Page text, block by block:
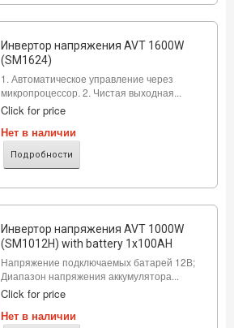
Инвертор напряжения AVT 1600W
(SM1624)
1. Автоматическое управление через
микропроцессор. 2. Чистая выходная...
Click for price
Нет в наличии
Подробности
Инвертор напряжения AVT 1000W
(SM1012H) with battery 1x100AH
Напряжение подключаемых батарей 12В;
Диапазон напряжения аккумулятора...
Click for price
Нет в наличии